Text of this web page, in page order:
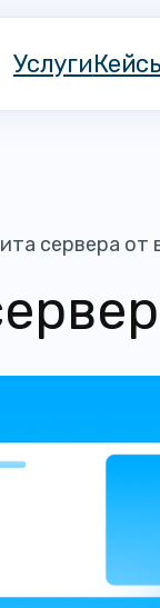
Услуги
сервера от